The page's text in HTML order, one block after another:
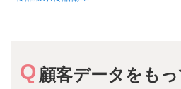
顧客データをも